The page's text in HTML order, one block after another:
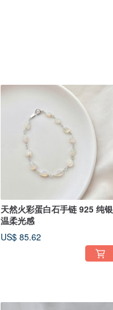
天然火彩蛋白石手链 925 纯银
温柔光感
US$ 85.62